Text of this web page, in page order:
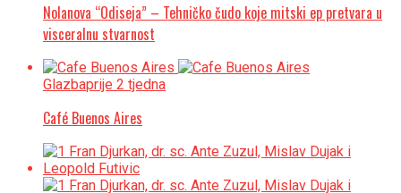
Nolanova “Odiseja” – Tehničko čudo koje mitski ep pretvara u
visceralnu stvarnost
Glazbaprije 2 tjedna
Café Buenos Aires